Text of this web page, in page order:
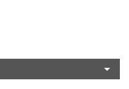
